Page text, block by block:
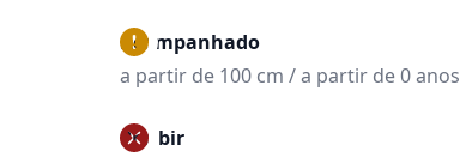
Acompanhado
a partir de 100 cm / a partir de 0 anos
Proibir